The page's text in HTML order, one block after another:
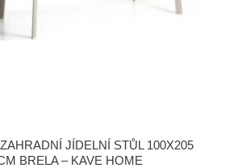
JÍDELNÍ STŮL 100X205
BRELA – KAVE HOME